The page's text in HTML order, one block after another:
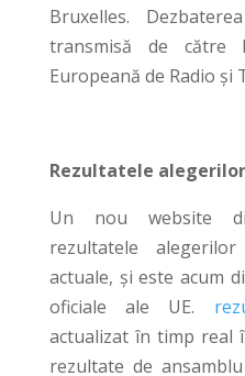
Bruxelles.
transmisă de către
Europeană de Radio și
Rezultatele
Un nou website
rezultatele
actuale, și este acum
oficiale ale UE.
actualizat în timp real
rezultate de